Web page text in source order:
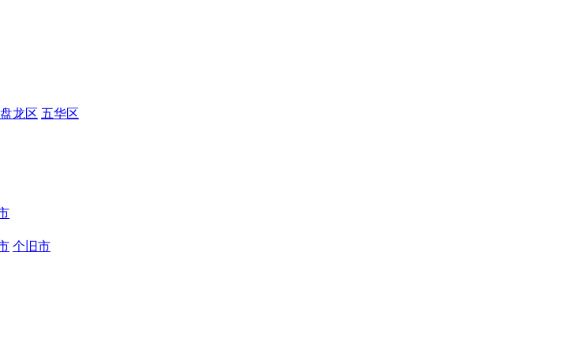
盘龙区 五华区
个旧市